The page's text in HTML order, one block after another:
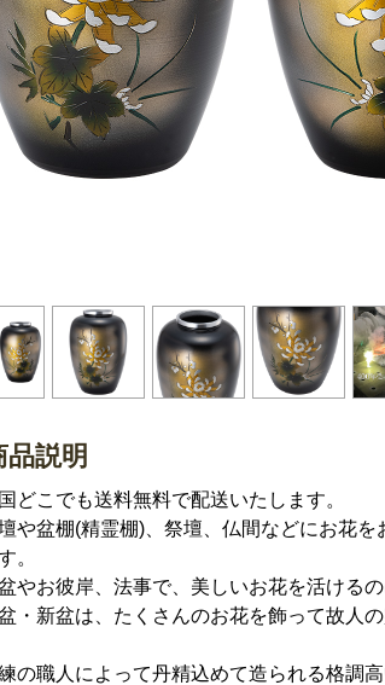
品説明
どこでも送料無料で配送いたします。
や盆棚(精霊棚)、祭壇、仏間などにお花
。
やお彼岸、法事で、美しいお花を活けるの
・新盆は、たくさんのお花を飾って故人の
の職人によって丹精込めて造られる格調